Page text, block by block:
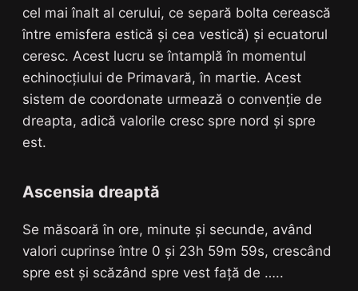
cel mai înalt al cerului, ce separă bolta cerească
între emisfera estică și cea vestică) și ecuatorul
ceresc. Acest lucru se întamplă în momentul
echinocțiului de Primavară, în martie. Acest
sistem de coordonate urmează o convenție de
dreapta, adică valorile cresc spre nord și spre
est.
Ascensia dreaptă
Se măsoară în ore, minute și secunde, având
valori cuprinse între 0 și 23h 59m 59s, crescând
spre est și scăzând spre vest față de …..